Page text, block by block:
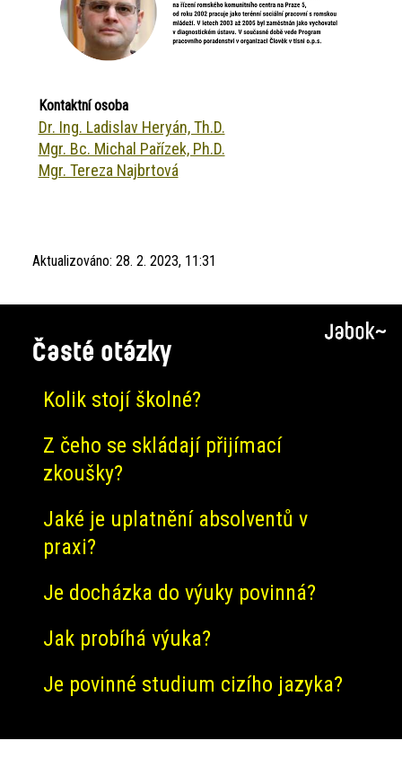
Kontaktní osoba
Dr. Ing. Ladislav Heryán, Th.D.
Mgr. Bc. Michal Pařízek, Ph.D.
Mgr. Tereza Najbrtová
Aktualizováno: 28. 2. 2023, 11:31
Časté otázky
Kolik stojí školné?
Z čeho se skládají přijímací
zkoušky?
Jaké je uplatnění absolventů v
praxi?
Je docházka do výuky povinná?
Jak probíhá výuka?
Je povinné studium cizího jazyka?